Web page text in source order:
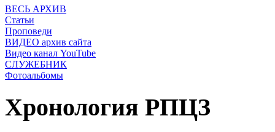
ВЕСЬ АРХИВ
Статьи
Проповеди
ВИДЕО архив сайта
Видео канал YouTube
СЛУЖЕБНИК
Фотоальбомы
Хронология РПЦЗ